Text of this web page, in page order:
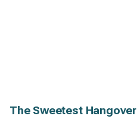
The Sweetest Hangover